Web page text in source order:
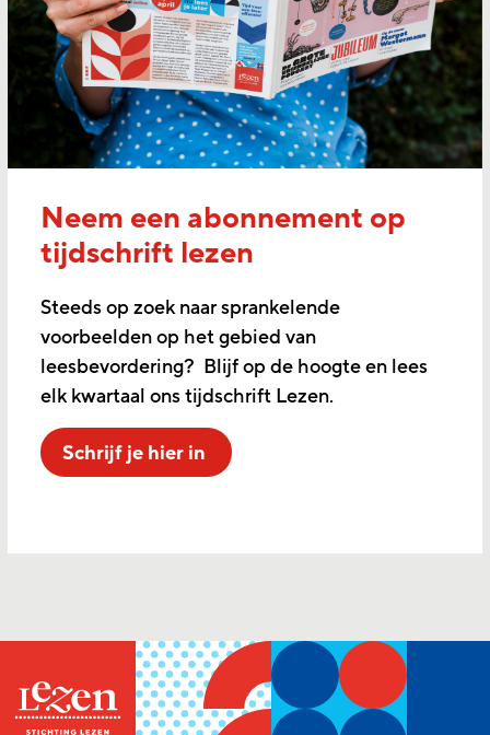
Neem een abonnement op
tijdschrift lezen
Steeds op zoek naar sprankelende
voorbeelden op het gebied van
leesbevordering? Blijf op de hoogte en lees
elk kwartaal ons tijdschrift Lezen.
Schrijf je hier in